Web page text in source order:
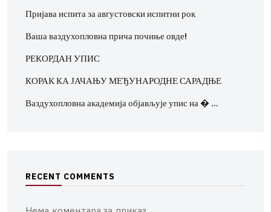
Пријава испита за августовски испитни рок
Ваша ваздухопловна прича почиње овде!
РЕКОРДАН УПИС
КОРАК КА ЈАЧАЊУ МЕЂУНАРОДНЕ САРАДЊЕ
Ваздухопловна академија објављује упис на � …
RECENT COMMENTS